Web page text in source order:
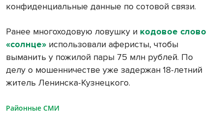
конфиденциальные данные по сотовой связи.
Ранее многоходовую ловушку и кодовое слово
«солнце» использовали аферисты, чтобы
выманить у пожилой пары 75 млн рублей. По
делу о мошенничестве уже задержан 18-летний
житель Ленинска-Кузнецкого.
Районные СМИ